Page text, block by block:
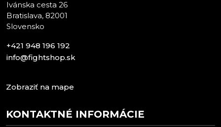
Ivánska cesta 26
Bratislava, 82001
Slovensko
+421 948 196 192
info@fightshop.sk
Zobraziť na mape
KONTAKTNÉ INFORMÁCIE